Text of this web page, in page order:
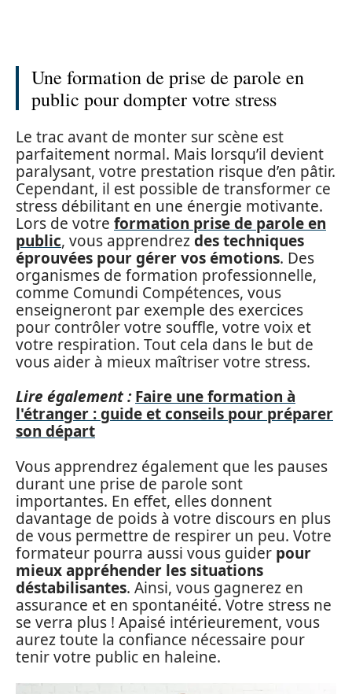
Une formation de prise de parole en
public pour dompter votre stress
Le trac avant de monter sur scène est
parfaitement normal. Mais lorsqu’il devient
paralysant, votre prestation risque d’en pâtir.
Cependant, il est possible de transformer ce
stress débilitant en une énergie motivante.
Lors de votre formation prise de parole en
public, vous apprendrezdes techniques
éprouvées pour gérer vos émotions. Des
organismes de formation professionnelle,
comme Comundi Compétences, vous
enseigneront par exemple des exercices
pour contrôler votre souffle, votre voix et
votre respiration. Tout cela dans le but de
vous aider à mieux maîtriser votre stress.
Lire également : Faire une formation à
l'étranger : guide et conseils pour préparer
son départ
Vous apprendrez également que les pauses
durant une prise de parole sont
importantes. En effet, elles donnent
davantage de poids à votre discours en plus
de vous permettre de respirer un peu. Votre
formateur pourra aussi vous guider pour
mieux appréhender les situations
déstabilisantes. Ainsi, vous gagnerez en
assurance et en spontanéité. Votre stress ne
se verra plus ! Apaisé intérieurement, vous
aurez toute la confiance nécessaire pour
tenir votre public en haleine.